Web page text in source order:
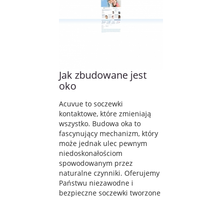
Jak zbudowane jest
oko
Acuvue to soczewki
kontaktowe, które zmieniają
wszystko. Budowa oka to
fascynujący mechanizm, który
może jednak ulec pewnym
niedoskonałościom
spowodowanym przez
naturalne czynniki. Oferujemy
Państwu niezawodne i
bezpieczne soczewki tworzone